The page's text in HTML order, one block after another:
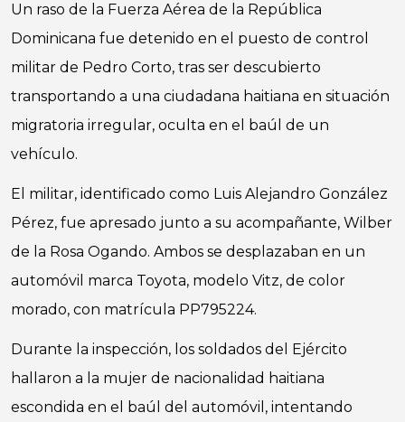
Un raso de la Fuerza Aérea de la República
Dominicana fue detenido en el puesto de control
militar de Pedro Corto, tras ser descubierto
transportando a una ciudadana haitiana en situación
migratoria irregular, oculta en el baúl de un
vehículo.
El militar, identificado como Luis Alejandro González
Pérez, fue apresado junto a su acompañante, Wilber
de la Rosa Ogando. Ambos se desplazaban en un
automóvil marca Toyota, modelo Vitz, de color
morado, con matrícula PP795224.
Durante la inspección, los soldados del Ejército
hallaron a la mujer de nacionalidad haitiana
escondida en el baúl del automóvil, intentando